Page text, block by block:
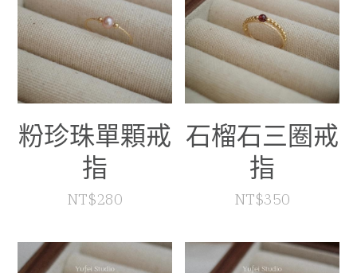
粉珍珠單顆戒
指
NT$280
石榴石三圈戒
指
NT$350